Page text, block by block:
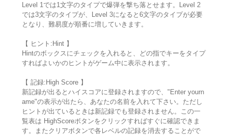
Level 1では1文字のタイプで爆弾を撃ち落とせます。Level 2
では3文字のタイプが、Level 3になると6文字のタイプが必要
となり、難易度が順番に増していきます。
【 ヒント:Hint 】
Hintのボックスにチェックを入れると、どの指でキーをタイプ
すればよいかのヒントがゲーム中に表示されます。
【 記録:High Score 】
新記録が出るとハイスコアに登録されますので、"Enter yourn
ame"の表示が出たら、あなたの名前を入れて下さい。ただし
ヒントが出ているときは新記録でも登録されません。この一
覧表は HighScoreボタンをクリックすればすぐに確認できま
す。またクリアボタンで各レベルの記録を消去することがで